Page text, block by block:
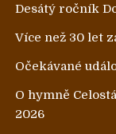
Desátý ročník
Více než 30 let
Očekávané
O hymně
2026